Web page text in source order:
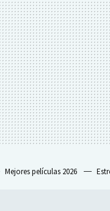
Mejores películas 2026